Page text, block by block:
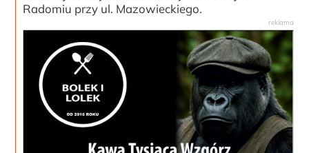
Radomiu przy ul. Mazowieckiego.